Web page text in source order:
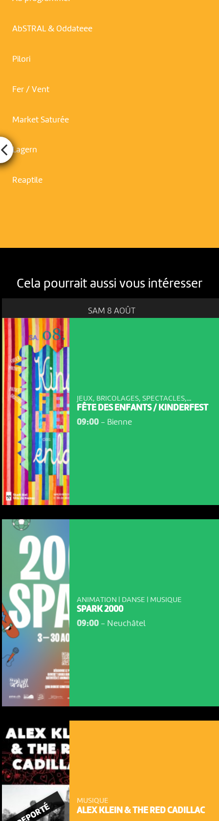
AbSTRAL & Oddateee
Pilori
Fer / Vent
Market Saturée
Lagern
Reaptile
Cela pourrait aussi vous intéresser
SAM 8 AOÛT
JEUX, BRICOLAGES, SPECTACLES,...
FÊTE DES ENFANTS / KINDERFEST
09:00- Bienne
ANIMATION | DANSE | MUSIQUE
SPARK 2000
09:00- Neuchâtel
MUSIQUE
ALEX KLEIN & THE RED CADILLAC
REPORTÉ